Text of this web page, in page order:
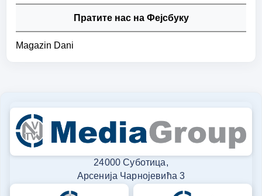
Пратите нас на Фејсбуку
Magazin Dani
24000 Суботица,
Арсенија Чарнојевића 3